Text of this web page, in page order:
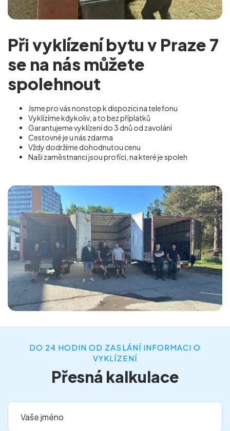
Při vyklízení bytu v Praze 7
se na nás můžete
spolehnout
Jsme pro vás nonstop k dispozici na telefonu
Vyklízíme kdykoliv, a to bez příplatků
Garantujeme vyklízení do 3 dnů od zavolání
Cestovné je u nás zdarma
Vždy dodržíme dohodnutou cenu
Naši zaměstnanci jsou profíci, na které je spoleh
DO 24 HODIN OD ZASLÁNÍ INFORMACI O
VYKLÍZENÍ
Přesná kalkulace
Vaše jméno